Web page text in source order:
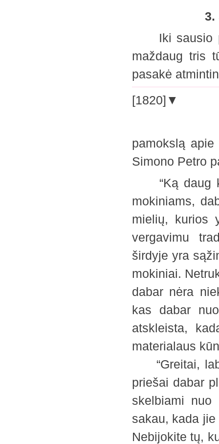
3.
Iki sausio
maždaug tris
pasakė
[1820]▼
pamokslą apie
Simono Petro
“Ką daug
mokiniams,
mielių, kurios
vergavimu
širdyje yra
mokiniai.
dabar nėra
kas dabar
atskleista,
materialaus
“Greitai,
priešai dabar
skelbiami
sakau, kada
Nebijokite tų,